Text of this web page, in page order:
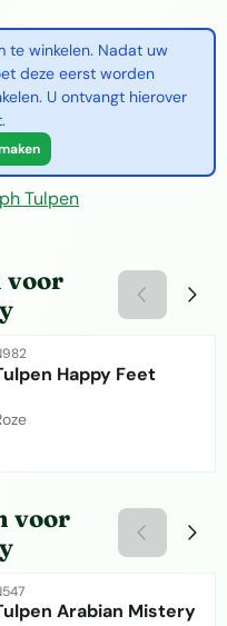
te winkelen. Nadat uw
deze eerst worden
U ontvangt hierover
Tulpen
voor
Happy Feet
voor
Arabian Mistery